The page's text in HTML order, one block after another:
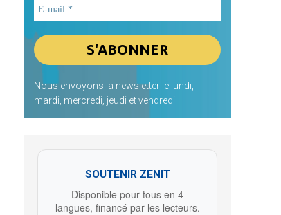
Nous envoyons la newsletter le lundi,
mardi, mercredi, jeudi et vendredi
SOUTENIR ZENIT
Disponible pour tous en 4
langues, financé par les lecteurs.